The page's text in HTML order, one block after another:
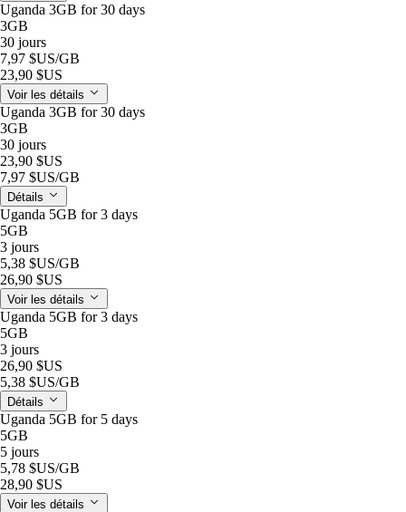
Uganda 3GB for 30 days
3GB
30 jours
7,97 $US/GB
23,90 $US
Voir les détails
Uganda 3GB for 30 days
3GB
30 jours
23,90 $US
7,97 $US/GB
Détails
Uganda 5GB for 3 days
5GB
3 jours
5,38 $US/GB
26,90 $US
Voir les détails
Uganda 5GB for 3 days
5GB
3 jours
26,90 $US
5,38 $US/GB
Détails
Uganda 5GB for 5 days
5GB
5 jours
5,78 $US/GB
28,90 $US
Voir les détails